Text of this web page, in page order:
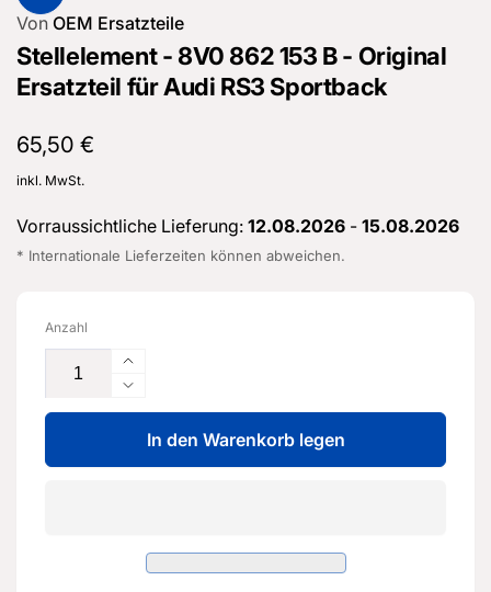
Von OEM Ersatzteile
Stellelement - 8V0 862 153 B - Original
Ersatzteil für Audi RS3 Sportback
Normaler
Preis
65,50 €
inkl. MwSt.
Vorraussichtliche Lieferung: 12.08.2026 - 15.08.2026
* Internationale Lieferzeiten können abweichen.
Anzahl
Erhöhe
die
Menge
für
Stellelement
153
Verringere
die
Menge
für
862
153
In den Warenkorb legen